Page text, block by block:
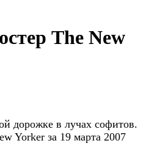
The New
дорожке в лучах софитов.
Yorker за 19 марта 2007